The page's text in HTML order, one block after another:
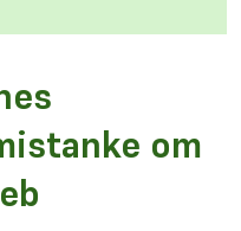
om